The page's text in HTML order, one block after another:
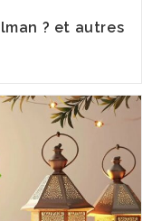
? et autres